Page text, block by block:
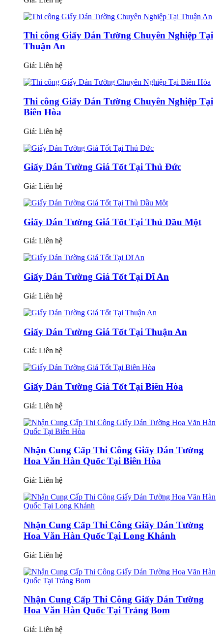
Thi công Giấy Dán Tường Chuyên Nghiệp Tại
Thuận An
Giá: Liên hệ
Thi công Giấy Dán Tường Chuyên Nghiệp Tại
Biên Hòa
Giá: Liên hệ
Giấy Dán Tường Giá Tốt Tại Thủ Đức
Giá: Liên hệ
Giấy Dán Tường Giá Tốt Tại Thủ Dầu Một
Giá: Liên hệ
Giấy Dán Tường Giá Tốt Tại Dĩ An
Giá: Liên hệ
Giấy Dán Tường Giá Tốt Tại Thuận An
Giá: Liên hệ
Giấy Dán Tường Giá Tốt Tại Biên Hòa
Giá: Liên hệ
Nhận Cung Cấp Thi Công Giấy Dán Tường
Hoa Văn Hàn Quốc Tại Biên Hòa
Giá: Liên hệ
Nhận Cung Cấp Thi Công Giấy Dán Tường
Hoa Văn Hàn Quốc Tại Long Khánh
Giá: Liên hệ
Nhận Cung Cấp Thi Công Giấy Dán Tường
Hoa Văn Hàn Quốc Tại Trảng Bom
Giá: Liên hệ